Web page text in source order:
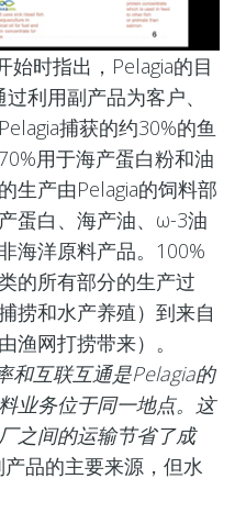
始时指出，Pelagia的目
利用副产品为客户、
捕获的约30%的鱼
用于海产蛋白粉和油
生产由Pelagia的饲料部
蛋白、海产油、ω-3油
海洋原料产品。100%
的所有部分的生产过
捞和水产养殖）到来自
渔网打捞带来）。
和互联互通是Pelagia的
业务位于同一地点。这
之间的运输节省了成
品的主要来源，但水